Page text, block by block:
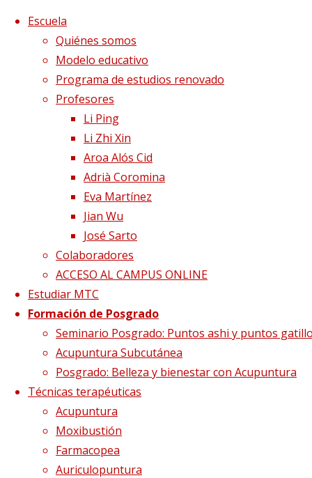
Saltar al contenido
Escuela
Quiénes somos
Modelo educativo
Programa de estudios renovado
Profesores
Li Ping
Li Zhi Xin
Aroa Alós Cid
Adrià Coromina
Eva Martínez
Jian Wu
José Sarto
Colaboradores
ACCESO AL CAMPUS ONLINE
Estudiar MTC
Formación de Posgrado
Seminario Posgrado: Puntos ashi y puntos
Acupuntura Subcutánea
Posgrado: Belleza y bienestar con Acupuntura
Técnicas terapéuticas
Acupuntura
Moxibustión
Farmacopea
Auriculopuntura
Página de InicioPublicaciones etiquetadas
"movimiento ojos diabéticos"
Etiqueta:movimiento
ojos diabéticos